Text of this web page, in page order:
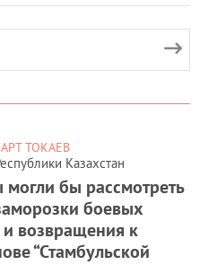
ТОКАЕВ
Казахстан
могли бы рассмотреть
боевых
и возвращения к
“Стамбульской